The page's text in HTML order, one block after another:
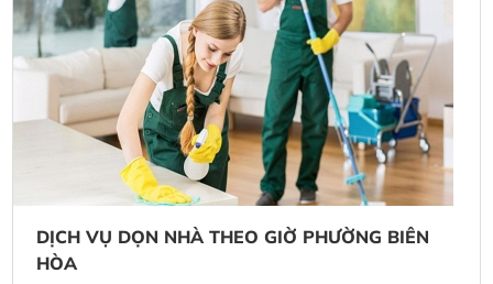
Giang Điền, Long Đức và trên toàn Đồng Nai với giá cạnh
tranh, bảo hành uy tín.
DỊCH VỤ DỌN NHÀ THEO GIỜ PHƯỜNG BIÊN
HÒA